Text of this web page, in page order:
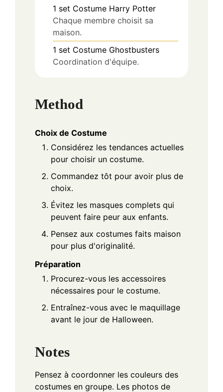
1 set Costume Harry Potter
Chaque membre choisit sa
maison.
1 set Costume Ghostbusters
Coordination d'équipe.
Method
Choix de Costume
Considérez les tendances actuelles
pour choisir un costume.
Commandez tôt pour avoir plus de
choix.
Évitez les masques complets qui
peuvent faire peur aux enfants.
Pensez aux costumes faits maison
pour plus d'originalité.
Préparation
Procurez-vous les accessoires
nécessaires pour le costume.
Entraînez-vous avec le maquillage
avant le jour de Halloween.
Notes
Pensez à coordonner les couleurs des
costumes en groupe. Les photos de